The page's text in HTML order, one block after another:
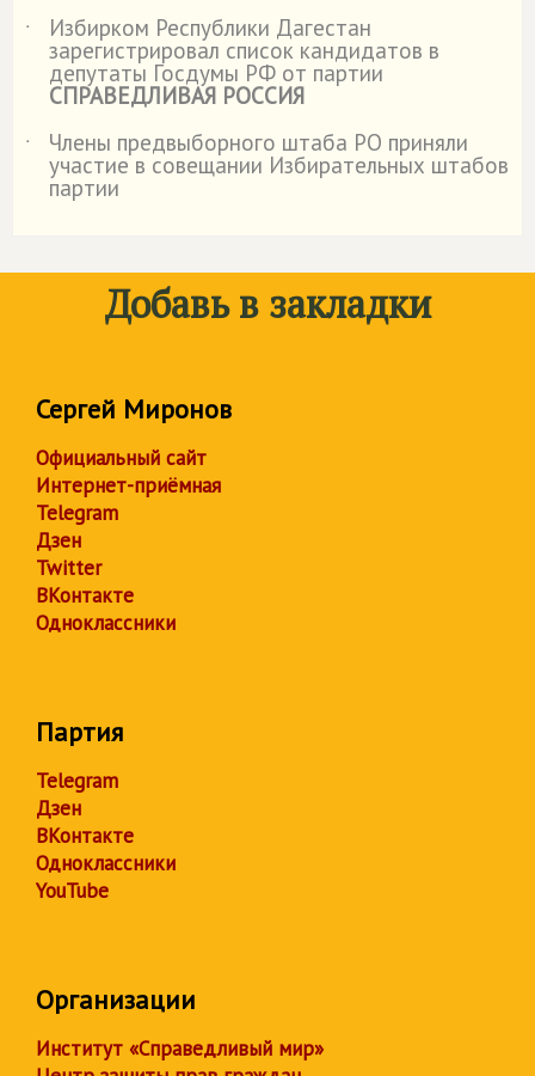
˙
Избирком Республики Дагестан
зарегистрировал список кандидатов в
депутаты Госдумы РФ от партии
СПРАВЕДЛИВАЯ РОССИЯ
˙
Члены предвыборного штаба РО приняли
участие в совещании Избирательных штабов
партии
Добавь в закладки
Сергей Миронов
Официальный сайт
Интернет-приёмная
Telegram
Дзен
Twitter
ВКонтакте
Одноклассники
Партия
Telegram
Дзен
ВКонтакте
Одноклассники
YouTube
Организации
Институт «Справедливый мир»